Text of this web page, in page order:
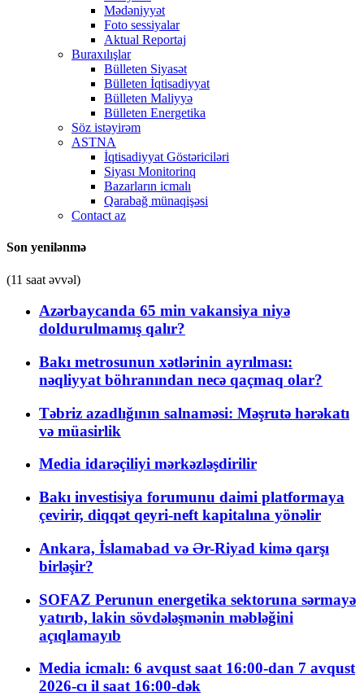
Mədəniyyət
Foto sessiyalar
Aktual Reportaj
Buraxılışlar
Bülleten Siyasət
Bülleten İqtisadiyyat
Bülleten Maliyyə
Bülleten Energetika
Söz istəyirəm
ASTNA
İqtisadiyyat Göstəriciləri
Siyası Monitorinq
Bazarların icmalı
Qarabağ münaqişəsi
Contact az
Son yenilənmə
(11 saat əvvəl)
Azərbaycanda 65 min vakansiya niyə
doldurulmamış qalır?
Bakı metrosunun xətlərinin ayrılması:
nəqliyyat böhranından necə qaçmaq olar?
Təbriz azadlığının salnaməsi: Məşrutə hərəkatı
və müasirlik
Media idarəçiliyi mərkəzləşdirilir
Bakı investisiya forumunu daimi platformaya
çevirir, diqqət qeyri-neft kapitalına yönəlir
Ankara, İslamabad və Ər-Riyad kimə qarşı
birləşir?
SOFAZ Perunun energetika sektoruna sərmayə
yatırıb, lakin sövdələşmənin məbləğini
açıqlamayıb
Media icmalı: 6 avqust saat 16:00-dan 7 avqust
2026-cı il saat 16:00-dək